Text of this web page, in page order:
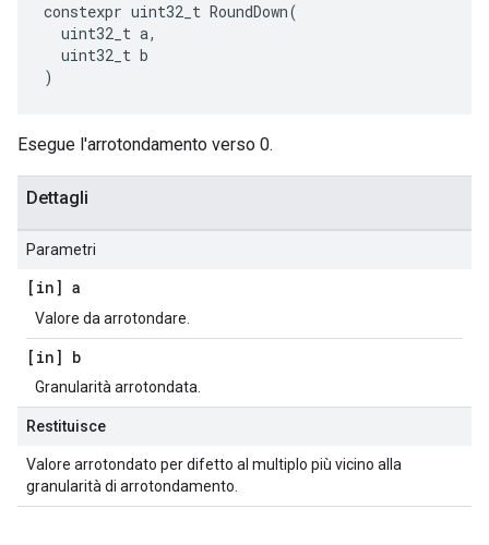
constexpr uint32_t RoundDown(
uint32_t a,
uint32_t b
)
Esegue l'arrotondamento verso 0.
Dettagli
Parametri
[in] a
Valore da arrotondare.
[in] b
Granularità arrotondata.
Restituisce
Valore arrotondato per difetto al multiplo più vicino alla
granularità di arrotondamento.